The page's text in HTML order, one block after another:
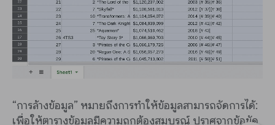
“การล้างข้อมูล” หมายถึงการทำให้ข้อมูลสามารถจัดการได้:
เพื่อให้ตารางข้อมูลมีความถูกต้องสมบูรณ์ ปราศจากข้อขัด